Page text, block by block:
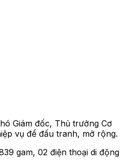
Giám đốc, Thủ trưởng Cơ
vụ để đấu tranh, mở rộng.
gam, 02 điện thoại di động